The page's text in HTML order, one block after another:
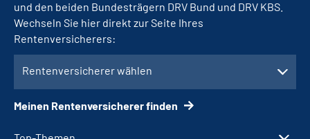
und den beiden Bundesträgern DRV Bund und DRV KBS.
Wechseln Sie hier direkt zur Seite Ihres
Rentenversicherers:
Rentenversicherer wählen
Meinen Rentenversicherer finden